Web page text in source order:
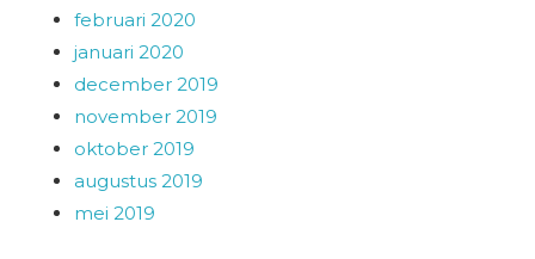
februari 2020
januari 2020
december 2019
november 2019
oktober 2019
augustus 2019
mei 2019